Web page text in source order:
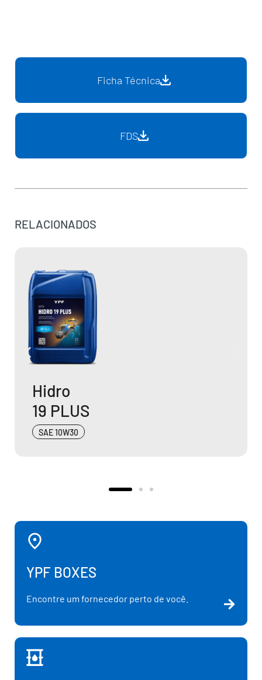
Ficha Técnica
FDS
RELACIONADOS
40
SAE 40
YPF BOXES
Encontre um fornecedor perto de você.